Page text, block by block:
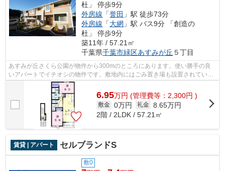
杜」 停歩9分
外房線 「誉田 」駅 徒歩73分
外房線 「大網 」駅 バス9分 「創造の
杜」 停歩9分
築11年 / 57.21㎡
千葉県千葉市緑区あすみが丘 ５丁目
あすみが丘さくら公園が物件から300mのところにあります。使い勝手の良
いアパートでイチオシの物件です。敷地内にはごみ置き場も設置されていま
す。こちらの物件はインターネットをご...
6.95万円 (管理費等：2,300円 )
敷金 0万円 礼金 8.65万円
2階 / 2LDK / 57.21㎡
賃貸 | アパート セルブランドS
敷0